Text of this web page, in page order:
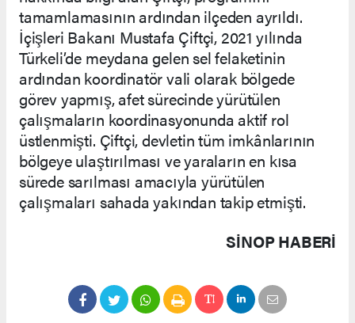
tamamlamasının ardından ilçeden ayrıldı.
İçişleri Bakanı Mustafa Çiftçi, 2021 yılında
Türkeli’de meydana gelen sel felaketinin
ardından koordinatör vali olarak bölgede
görev yapmış, afet sürecinde yürütülen
çalışmaların koordinasyonunda aktif rol
üstlenmişti. Çiftçi, devletin tüm imkânlarının
bölgeye ulaştırılması ve yaraların en kısa
sürede sarılması amacıyla yürütülen
çalışmaları sahada yakından takip etmişti.
SINOP HABERİ